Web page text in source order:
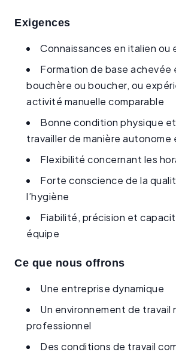
Exigences
Connaissances en italien ou
Formation de base achevée
bouchère ou boucher, ou
activité manuelle comparable
Bonne condition physique
travailler de manière autonome
Flexibilité concernant les
Forte conscience de la
l’hygiène
Fiabilité, précision et
équipe
Ce que nous offrons
Une entreprise dynamique
Un environnement de travail
professionnel
Des conditions de travail